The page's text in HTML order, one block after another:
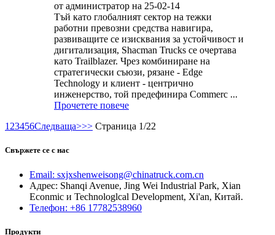
от администратор на 25-02-14
Тъй като глобалният сектор на тежки
работни превозни средства навигира,
развиващите се изисквания за устойчивост и
дигитализация, Shacman Trucks се очертава
като Trailblazer. Чрез комбиниране на
стратегически съюзи, рязане - Edge
Technology и клиент - центрично
инженерство, той предефинира Commerc ...
Прочетете повече
1 23456Следваща>>> Страница 1/22
Свържете се с нас
Email: sxjxshenweisong@chinatruck.com.cn
Адрес: Shanqi Avenue, Jing Wei Industrial Park, Xian
Econmic и Technologlcal Development, Xi'an, Китай.
Телефон: +86 17782538960
Продукти